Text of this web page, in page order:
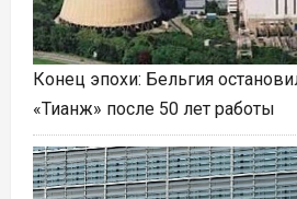
Конец эпохи: Бельгия
«Тианж» после 50 лет работы